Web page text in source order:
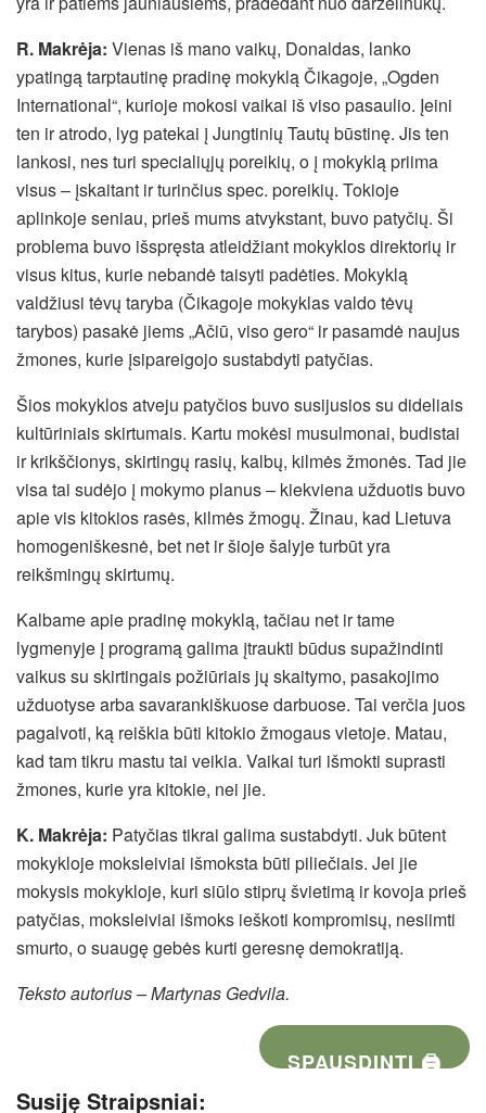
R. Makrėja: Vienas iš mano vaikų, Donaldas, lanko
ypatingą tarptautinę pradinę mokyklą Čikagoje, „Ogden
International“, kurioje mokosi vaikai iš viso pasaulio. Įeini
ten ir atrodo, lyg patekai į Jungtinių Tautų būstinę. Jis ten
lankosi, nes turi specialiųjų poreikių, o į mokyklą priima
visus – įskaitant ir turinčius spec. poreikių. Tokioje
aplinkoje seniau, prieš mums atvykstant, buvo patyčių. Ši
problema buvo išspręsta atleidžiant mokyklos direktorių ir
visus kitus, kurie nebandė taisyti padėties. Mokyklą
valdžiusi tėvų taryba (Čikagoje mokyklas valdo tėvų
tarybos) pasakė jiems „Ačiū, viso gero“ ir pasamdė naujus
žmones, kurie įsipareigojo sustabdyti patyčias.
Šios mokyklos atveju patyčios buvo susijusios su dideliais
kultūriniais skirtumais. Kartu mokėsi musulmonai, budistai
ir krikščionys, skirtingų rasių, kalbų, kilmės žmonės. Tad jie
visa tai sudėjo į mokymo planus – kiekviena užduotis buvo
apie vis kitokios rasės, kilmės žmogų. Žinau, kad Lietuva
homogeniškesnė, bet net ir šioje šalyje turbūt yra
reikšmingų skirtumų.
Kalbame apie pradinę mokyklą, tačiau net ir tame
lygmenyje į programą galima įtraukti būdus supažindinti
vaikus su skirtingais požiūriais jų skaitymo, pasakojimo
užduotyse arba savarankiškuose darbuose. Tai verčia juos
pagalvoti, ką reiškia būti kitokio žmogaus vietoje. Matau,
kad tam tikru mastu tai veikia. Vaikai turi išmokti suprasti
žmones, kurie yra kitokie, nei jie.
K. Makrėja: Patyčias tikrai galima sustabdyti. Juk būtent
mokykloje moksleiviai išmoksta būti piliečiais. Jei jie
mokysis mokykloje, kuri siūlo stiprų švietimą ir kovoja prieš
patyčias, moksleiviai išmoks ieškoti kompromisų, nesiimti
smurto, o suaugę gebės kurti geresnę demokratiją.
Teksto autorius – Martynas Gedvila.
SPAUSDINTI 🖨
Susiję Straipsniai: